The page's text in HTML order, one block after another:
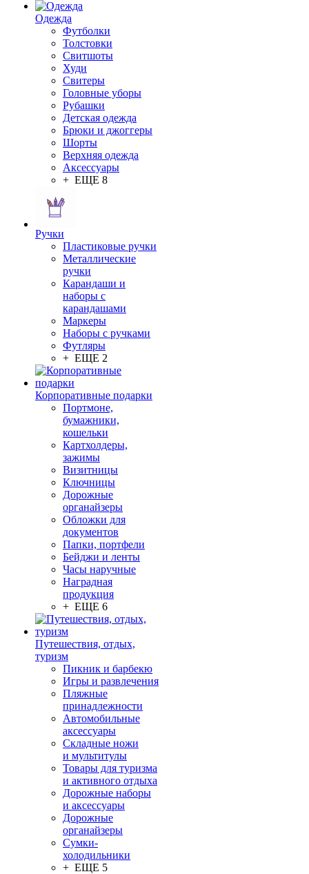
Одежда
Футболки
Толстовки
Свитшоты
Худи
Свитеры
Головные уборы
Рубашки
Детская одежда
Брюки и джоггеры
Шорты
Верхняя одежда
Аксессуары
+ ЕЩЕ 8
Ручки
Пластиковые ручки
Металлические
ручки
Карандаши и
наборы с
карандашами
Маркеры
Наборы с ручками
Футляры
+ ЕЩЕ 2
Корпоративные подарки
Портмоне,
бумажники,
кошельки
Картхолдеры,
зажимы
Визитницы
Ключницы
Дорожные
органайзеры
Обложки для
документов
Папки, портфели
Бейджи и ленты
Часы наручные
Наградная
продукция
+ ЕЩЕ 6
Путешествия, отдых,
туризм
Пикник и барбекю
Игры и развлечения
Пляжные
принадлежности
Автомобильные
аксессуары
Складные ножи
и мультитулы
Товары для туризма
и активного отдыха
Дорожные наборы
и аксессуары
Дорожные
органайзеры
Сумки-
холодильники
+ ЕЩЕ 5